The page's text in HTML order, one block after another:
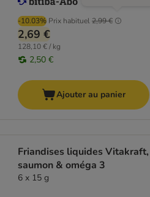
-10.03% Prix habituel2,99 €
2,69 €
128,10 € / kg
2,50 €
Ajouter au panier
Friandises liquides Vitakraft,
saumon & oméga 3
6 x 15 g